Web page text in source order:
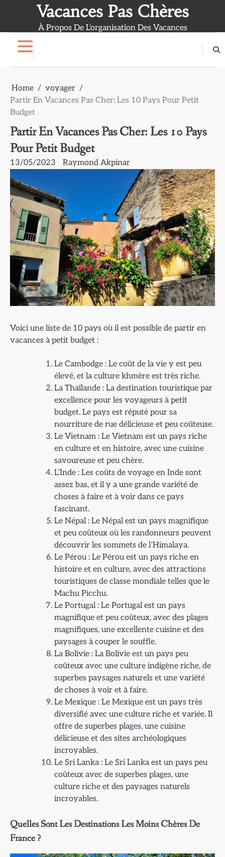
Vacances Pas Chères
À Propos De L'organisation Des Vacances
Home
voyager
Partir En Vacances Pas Cher: Les 10 Pays Pour Petit
Budget
Partir En Vacances Pas Cher: Les 10 Pays
Pour Petit Budget
13/05/2023 Raymond Akpinar
Voici une liste de 10 pays où il est possible de partir en
vacances à petit budget :
Le Cambodge : Le coût de la vie y est peu
élevé, et la culture khmère est très riche.
La Thaïlande : La destination touristique par
excellence pour les voyageurs à petit
budget. Le pays est réputé pour sa
nourriture de rue délicieuse et peu coûteuse.
Le Vietnam : Le Vietnam est un pays riche
en culture et en histoire, avec une cuisine
savoureuse et peu chère.
L’Inde : Les coûts de voyage en Inde sont
assez bas, et il y a une grande variété de
choses à faire et à voir dans ce pays
fascinant.
Le Népal : Le Népal est un pays magnifique
et peu coûteux où les randonneurs peuvent
découvrir les sommets de l’Himalaya.
Le Pérou : Le Pérou est un pays riche en
histoire et en culture, avec des attractions
touristiques de classe mondiale telles que le
Machu Picchu.
Le Portugal : Le Portugal est un pays
magnifique et peu coûteux, avec des plages
magnifiques, une excellente cuisine et des
paysages à couper le souffle.
La Bolivie : La Bolivie est un pays peu
coûteux avec une culture indigène riche, de
superbes paysages naturels et une variété
de choses à voir et à faire.
Le Mexique : Le Mexique est un pays très
diversifié avec une culture riche et variée. Il
offre de superbes plages, une cuisine
délicieuse et des sites archéologiques
incroyables.
Le Sri Lanka : Le Sri Lanka est un pays peu
coûteux avec de superbes plages, une
culture riche et des paysages naturels
incroyables.
Quelles Sont Les Destinations Les Moins Chères De
France ?